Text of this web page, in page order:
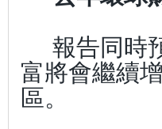
報告同時
富將會繼續
區。